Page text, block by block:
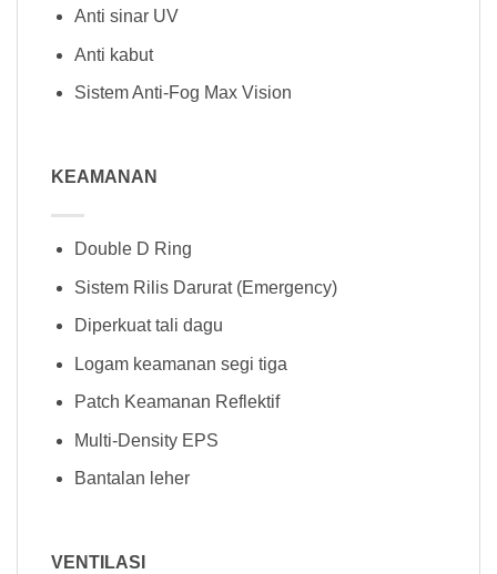
Anti sinar UV
Anti kabut
Sistem Anti-Fog Max Vision
KEAMANAN
Double D Ring
Sistem Rilis Darurat (Emergency)
Diperkuat tali dagu
Logam keamanan segi tiga
Patch Keamanan Reflektif
Multi-Density EPS
Bantalan leher
VENTILASI